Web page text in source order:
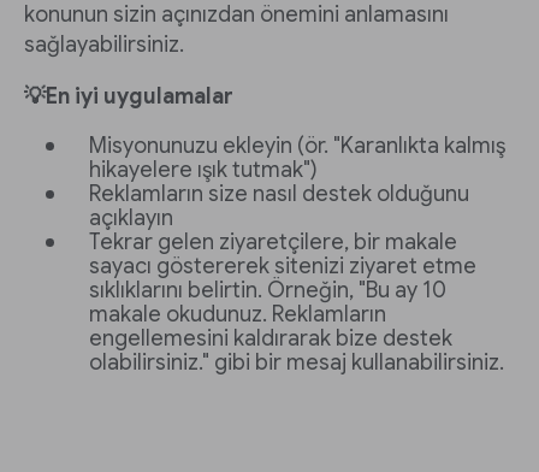
konunun sizin açınızdan önemini anlamasını
sağlayabilirsiniz.
💡En iyi uygulamalar
Misyonunuzu ekleyin (ör. "Karanlıkta kalmış
hikayelere ışık tutmak")
Reklamların size nasıl destek olduğunu
açıklayın
Tekrar gelen ziyaretçilere, bir makale
sayacı göstererek sitenizi ziyaret etme
sıklıklarını belirtin. Örneğin, "Bu ay 10
makale okudunuz. Reklamların
engellemesini kaldırarak bize destek
olabilirsiniz." gibi bir mesaj kullanabilirsiniz.